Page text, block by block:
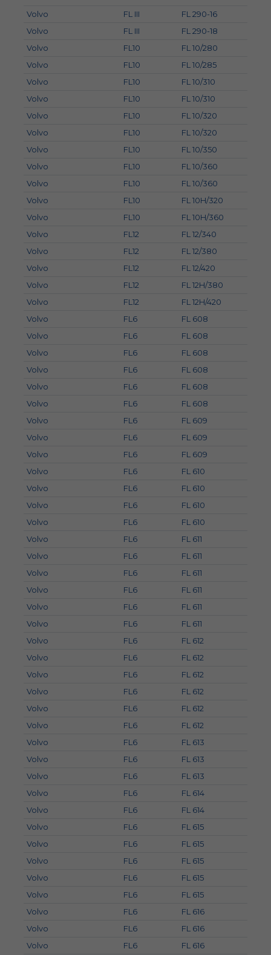
Volvo
FL III
FL 290-16
Volvo
FL III
FL 290-18
Volvo
FL10
FL 10/280
Volvo
FL10
FL 10/285
Volvo
FL10
FL 10/310
Volvo
FL10
FL 10/310
Volvo
FL10
FL 10/320
Volvo
FL10
FL 10/320
Volvo
FL10
FL 10/350
Volvo
FL10
FL 10/360
Volvo
FL10
FL 10/360
Volvo
FL10
FL 10H/320
Volvo
FL10
FL 10H/360
Volvo
FL12
FL 12/340
Volvo
FL12
FL 12/380
Volvo
FL12
FL 12/420
Volvo
FL12
FL 12H/380
Volvo
FL12
FL 12H/420
Volvo
FL6
FL 608
Volvo
FL6
FL 608
Volvo
FL6
FL 608
Volvo
FL6
FL 608
Volvo
FL6
FL 608
Volvo
FL6
FL 608
Volvo
FL6
FL 609
Volvo
FL6
FL 609
Volvo
FL6
FL 609
Volvo
FL6
FL 610
Volvo
FL6
FL 610
Volvo
FL6
FL 610
Volvo
FL6
FL 610
Volvo
FL6
FL 611
Volvo
FL6
FL 611
Volvo
FL6
FL 611
Volvo
FL6
FL 611
Volvo
FL6
FL 611
Volvo
FL6
FL 611
Volvo
FL6
FL 612
Volvo
FL6
FL 612
Volvo
FL6
FL 612
Volvo
FL6
FL 612
Volvo
FL6
FL 612
Volvo
FL6
FL 612
Volvo
FL6
FL 613
Volvo
FL6
FL 613
Volvo
FL6
FL 613
Volvo
FL6
FL 614
Volvo
FL6
FL 614
Volvo
FL6
FL 615
Volvo
FL6
FL 615
Volvo
FL6
FL 615
Volvo
FL6
FL 615
Volvo
FL6
FL 615
Volvo
FL6
FL 616
Volvo
FL6
FL 616
Volvo
FL6
FL 616